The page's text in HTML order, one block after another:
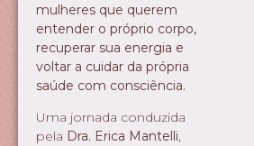
mulheres que querem
entender o próprio corpo,
recuperar sua energia e
voltar a cuidar da própria
saúde com consciência.
Uma jornada conduzida
pela Dra. Erica Mantelli,